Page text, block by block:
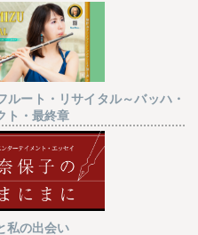
ルート・リサイタル～バッハ・
ト・最終章
私の出会い